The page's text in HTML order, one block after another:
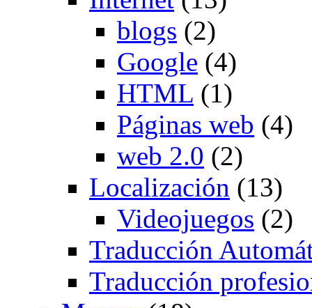
blogs (2)
Google (4)
HTML (1)
Páginas web (4)
web 2.0 (2)
Localización (13)
Videojuegos (2)
Traducción
Traducción